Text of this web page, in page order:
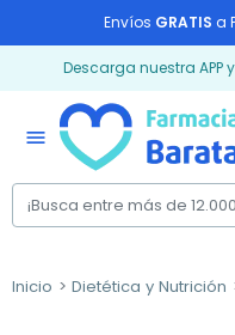
Envíos GRATIS a
Descarga nuestra APP
menu
Inicio Dietética y Nutrición